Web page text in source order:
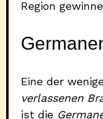
Region
Eine der
verlassenen
ist die